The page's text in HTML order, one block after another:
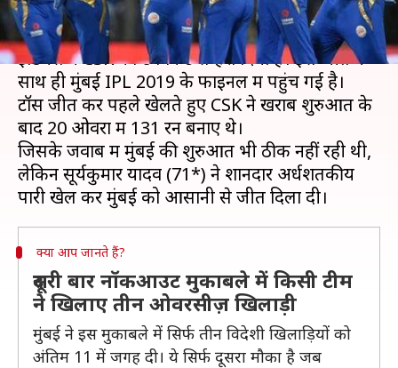
IPL 2019 के पहले क्वालीफायर मुकाबले में मुंबई
इंडियंस ने CSK को 6 विकेट से हरा दिया है। इस जीत के
साथ ही मुंबई IPL 2019 के फाइनल में पहुंच गई है।
टॉस जीत कर पहले खेलते हुए CSK ने खराब शुरुआत के
बाद 20 ओवरों में 131 रन बनाए थे।
जिसके जवाब में मुंबई की शुरुआत भी ठीक नहीं रही थी,
लेकिन सूर्यकुमार यादव (71*) ने शानदार अर्धशतकीय
क्या आप जानते हैं?
दूसरी बार नॉकआउट मुकाबले में किसी टीम
ने खिलाए तीन ओवरसीज़ खिलाड़ी
मुंबई ने इस मुकाबले में सिर्फ तीन विदेशी खिलाड़ियों को
अंतिम 11 में जगह दी। ये सिर्फ दूसरा मौका है जब